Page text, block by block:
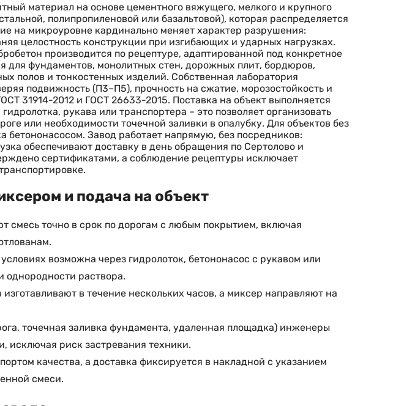
материал на основе цементного вяжущего, мелкого и крупного
полипропиленовой или базальтовой), которая распределяется
на микроуровне кардинально меняет характер разрушения:
целостность конструкции при изгибающих и ударных нагрузках.
производится по рецептуре, адаптированной под конкретное
для фундаментов, монолитных стен, дорожных плит, бордюров,
полов и тонкостенных изделий. Собственная лаборатория
подвижность (П3–П5), прочность на сжатие, морозостойкость и
31914-2012 и ГОСТ 26633-2015. Поставка на объект выполняется
рукава или транспортера – это позволяет организовать
или необходимости точечной заливки в опалубку. Для объектов без
бетононасосом. Завод работает напрямую, без посредников:
обеспечивают доставку в день обращения по Сертолово и
сертификатами, а соблюдение рецептуры исключает
и подача на объект
смесь точно в срок по дорогам с любым покрытием, включая
возможна через гидролоток, бетононасос с рукавом или
однородности раствора.
изготавливают в течение нескольких часов, а миксер направляют на
точечная заливка фундамента, удаленная площадка) инженеры
исключая риск застревания техники.
качества, а доставка фиксируется в накладной с указанием
смеси.